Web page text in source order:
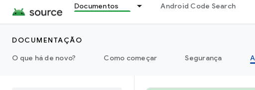
Documentos Android Code Search
DOCUMENTAÇÃO
O que há de novo?
Como começar Segurança